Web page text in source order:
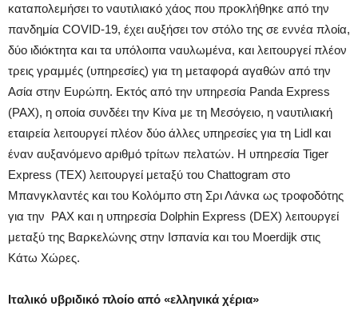
καταπολεμήσει το ναυτιλιακό χάος που προκλήθηκε από την
πανδημία COVID-19, έχει αυξήσει τον στόλο της σε εννέα πλοία,
δύο ιδιόκτητα και τα υπόλοιπα ναυλωμένα, και λειτουργεί πλέον
τρεις γραμμές (υπηρεσίες) για τη μεταφορά αγαθών από την
Ασία στην Ευρώπη. Εκτός από την υπηρεσία Panda Express
(PAX), η οποία συνδέει την Κίνα με τη Μεσόγειο, η ναυτιλιακή
εταιρεία λειτουργεί πλέον δύο άλλες υπηρεσίες για τη Lidl και
έναν αυξανόμενο αριθμό τρίτων πελατών. Η υπηρεσία Tiger
Express (TEX) λειτουργεί μεταξύ του Chattogram στο
Μπανγκλαντές και του Κολόμπο στη Σρι Λάνκα ως τροφοδότης
για την PAX και η υπηρεσία Dolphin Express (DEX) λειτουργεί
μεταξύ της Βαρκελώνης στην Ισπανία και του Moerdijk στις
Κάτω Χώρες.
Ιταλικό υβριδικό πλοίο από «ελληνικά χέρια»